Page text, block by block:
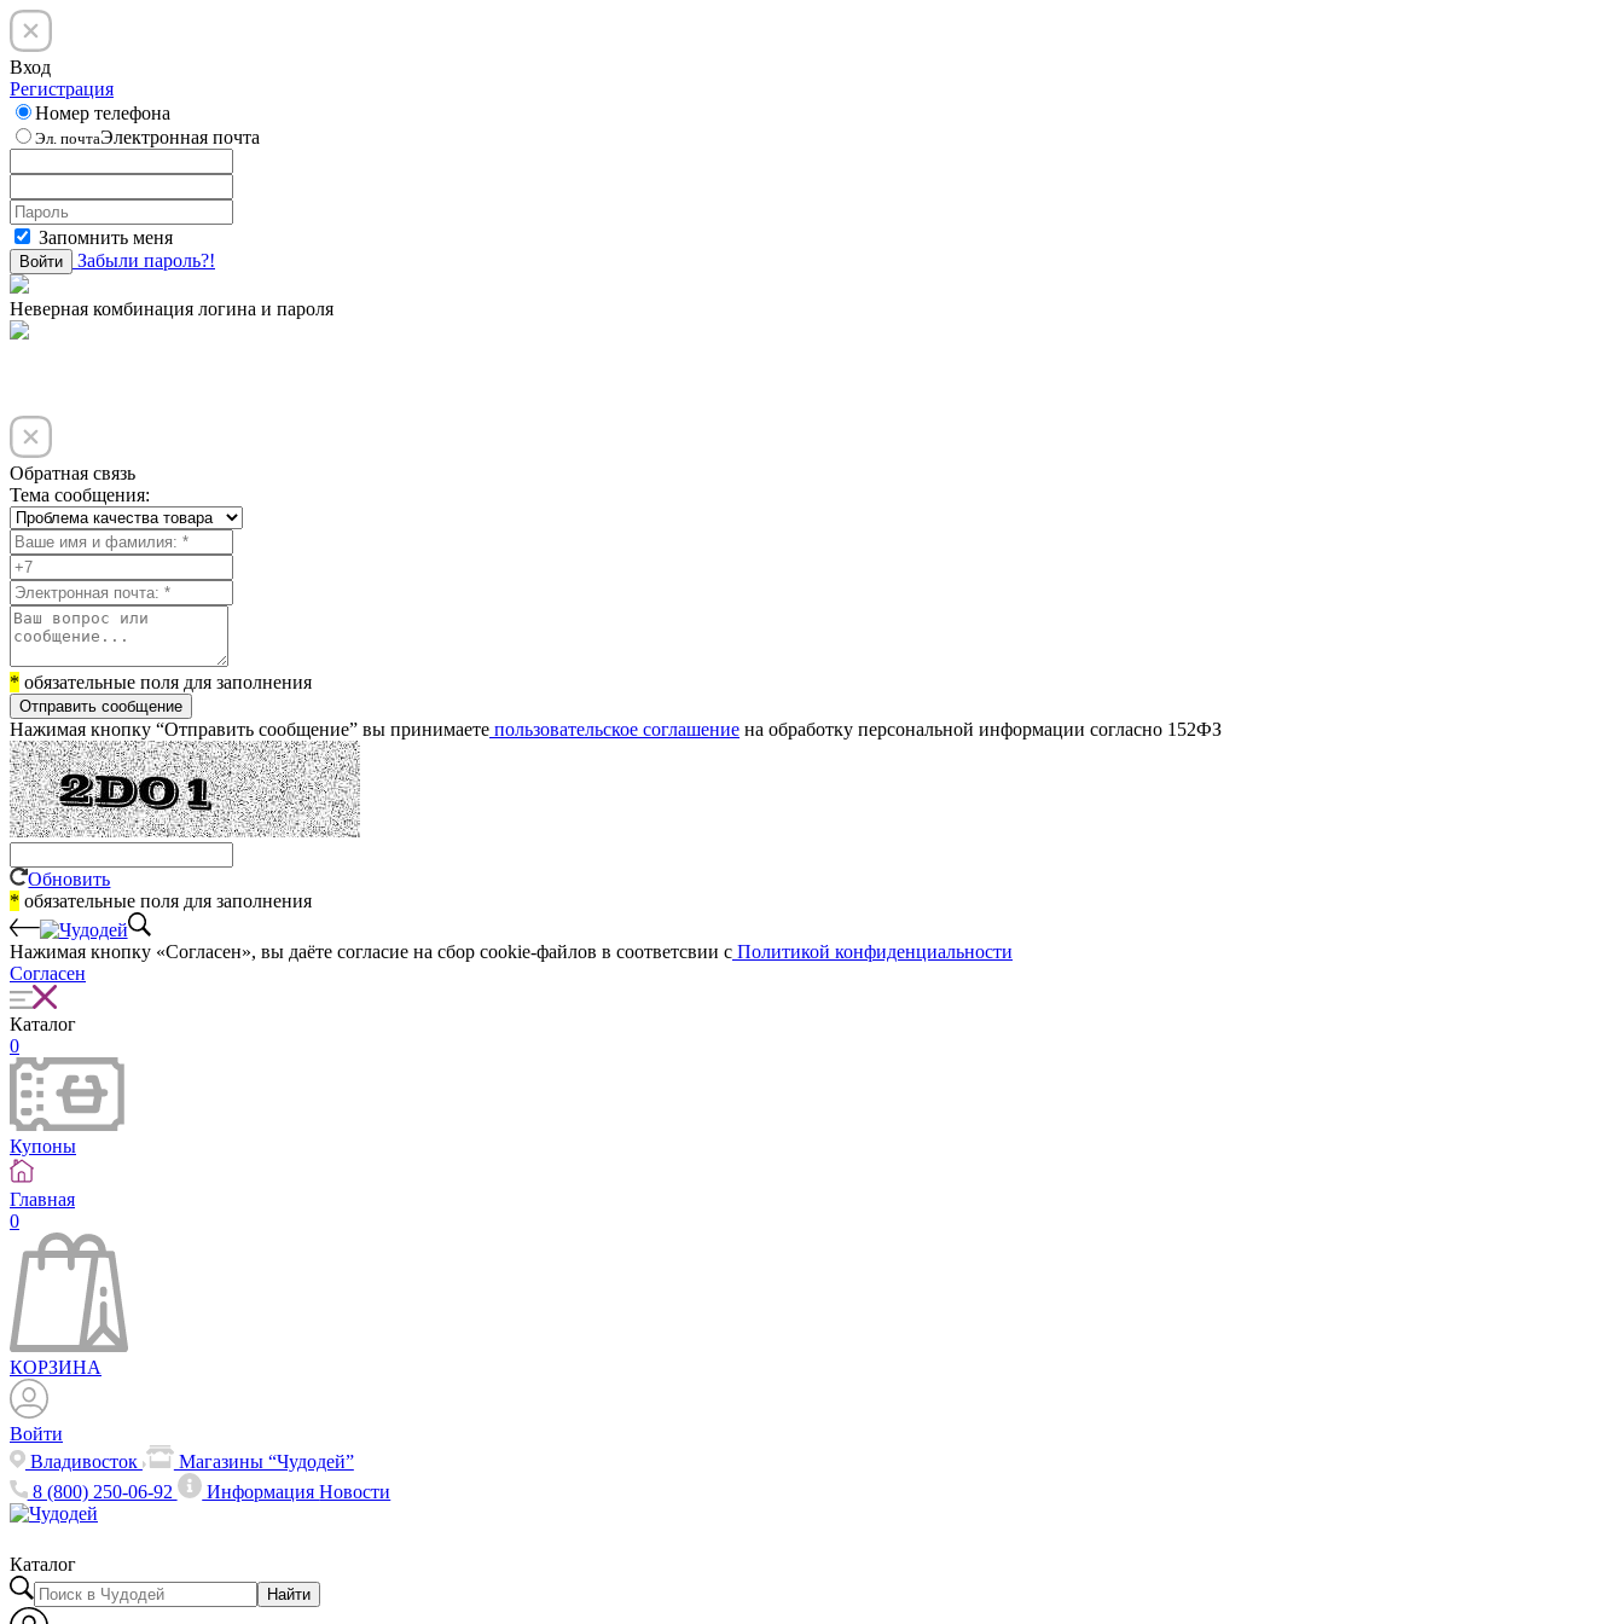
Вход
Регистрация
Номер телефона
Эл. почтаЭлектронная почта
Запомнить меня
Войти Забыли пароль?!
Неверная комбинация логина и пароля
Обратная связь
Тема сообщения:
* обязательные поля для заполнения
Отправить сообщение
Нажимая кнопку “Отправить сообщение” вы принимаете пользовательское соглашение на обработку персональной информации согласно 152ФЗ
Обновить
* обязательные поля для заполнения
Нажимая кнопку «Согласен», вы даёте cогласие на сбор cookie-файлов в соответсвии с Политикой конфиденциальности
Согласен
Каталог
0
Купоны
Главная
0
КОРЗИНА
Войти
Владивосток
Магазины “Чудодей”
8 (800) 250-06-92
ИнформацияНовости
Каталог
Найти